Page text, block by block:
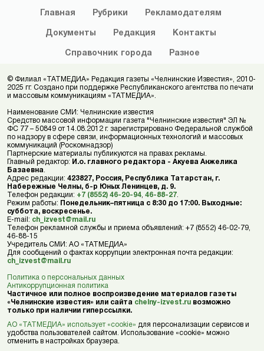
Главная Рубрики Рекламодателям
Документы Редакция Контакты
Справочник города Разное
© Филиал «ТАТМЕДИА» Редакция газеты «Челнинские Известия», 2010-
2025 гг. Создано при поддержке Республиканского агентства по печати
и массовым коммуникациям «ТАТМЕДИА».
Наименование СМИ: Челнинские известия
Средство массовой информации газета "Челнинские известия" ЭЛ №
ФС 77 – 50849 от 14.08.2012 г. зарегистрировано Федеральной службой
по надзору в сфере связи, информационных технологий и массовых
коммуникаций (Роскомнадзор)
Партнерские материалы публикуются на правах рекламы.
Главный редактор: И.о. главного редактора - Акуева Анжелика
Базаевна
Адрес редакции: 423827, Россия, Республика Татарстан, г.
Набережные Челны, б-р Юных Ленинцев, д. 9.
Телефон редакции: +7 (8552) 46-20-94 46-88-27
Режим работы: Понедельник–пятница с 8:30 до 17:00. Выходные:
суббота, воскресенье.
E-mail: ch_izvest@mail.ru
Телефон рекламной службы и приема объявлений: +7 (8552) 46-02-79,
46-88-15
Учредитель СМИ: АО «ТАТМЕДИА»
Для сообщений о фактах коррупции электронная почта редакции:
ch_izvest@mail.ru
Политика о персональных данных
Антикоррупционная политика
Частичное или полное воспроизведение материалов газеты
«Челнинские известия» или сайта chelny-izvest.ru возможно
только при наличии гиперссылки.
АО «ТАТМЕДИА» использует «cookie» для персонализации сервисов и
удобства пользователей сайтом. Использование «cookie» можно
отменить в настройках браузера.